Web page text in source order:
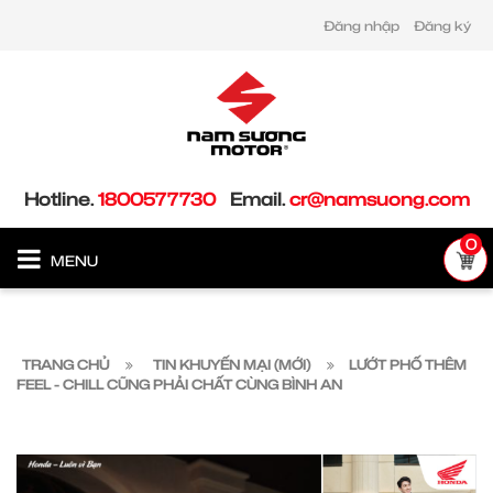
Đăng nhập Đăng ký
Hotline.1800577730 Email.cr@namsuong.com
MENU
0
TRANG CHỦ TIN KHUYẾN MẠI (MỚI)
LƯỚT PHỐ THÊM
FEEL - CHILL CŨNG PHẢI CHẤT CÙNG BÌNH AN​